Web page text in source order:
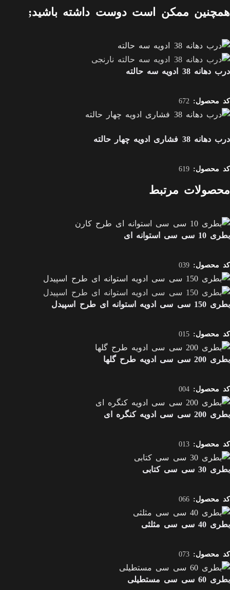
همچنین ممکن است دوست داشته باشید;
درب دهانه 38 ادویه سه حالته
کد محصول: 672
درب دهانه 38 فشاری ادویه چهار حالته
کد محصول: 619
محصولات مرتبط
بطری 10 سی سی استوانه ای
کد محصول: 039
بطری 150 سی سی ادویه استوانه ای طرح اسپیدل
کد محصول: 015
بطری 200 سی سی ادویه طرح گلها
کد محصول: 004
بطری 200 سی سی ادویه کنگره ای
کد محصول: 013
بطری 30 سی سی کتابی
کد محصول: 066
بطری 40 سی سی مثلثی
کد محصول: 073
بطری 60 سی سی مستطیلی